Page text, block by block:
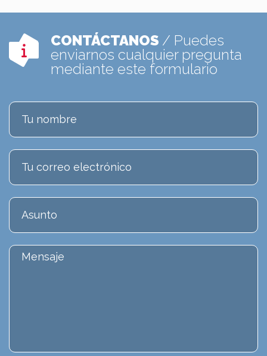
CONTÁCTANOS / Puedes
enviarnos cualquier pregunta
mediante este formulario